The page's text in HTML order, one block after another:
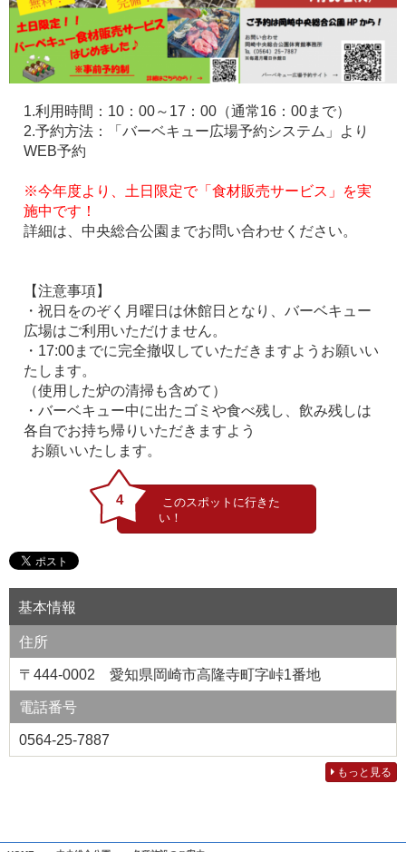
1.利用時間：10：00～17：00（通常16：00まで）
2.予約方法：「バーベキュー広場予約システム」より
WEB予約
※今年度より、土日限定で「食材販売サービス」を実
施中です！
詳細は、中央総合公園までお問い合わせください。
【注意事項】
・祝日をのぞく月曜日は休館日となり、バーベキュー
広場はご利用いただけません。
・17:00までに完全撤収していただきますようお願いい
たします。
（使用した炉の清掃も含めて）
・バーベキュー中に出たゴミや食べ残し、飲み残しは
各自でお持ち帰りいただきますよう
お願いいたします。
4
基本情報
住所
〒444-0002 愛知県岡崎市高隆寺町字峠1番地
電話番号
0564-25-7887
もっと見る